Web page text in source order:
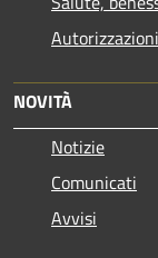
Autorizzazioni
NOVITÀ
Notizie
Comunicati
Avvisi